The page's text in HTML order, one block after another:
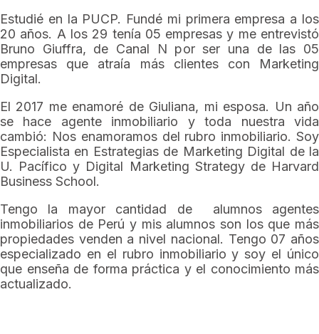
Estudié en la PUCP. Fundé mi primera empresa a los
20 años. A los 29 tenía 05 empresas y me entrevistó
Bruno Giuffra, de Canal N por ser una de las 05
empresas que atraía más clientes con Marketing
Digital.
El 2017 me enamoré de Giuliana, mi esposa. Un año
se hace agente inmobiliario y toda nuestra vida
cambió: Nos enamoramos del rubro inmobiliario. Soy
Especialista en Estrategias de Marketing Digital de la
U. Pacífico y Digital Marketing Strategy de Harvard
Business School.
Tengo la mayor cantidad de alumnos agentes
inmobiliarios de Perú y mis alumnos son los que más
propiedades venden a nivel nacional. Tengo 07 años
especializado en el rubro inmobiliario y soy el único
que enseña de forma práctica y el conocimiento más
actualizado.